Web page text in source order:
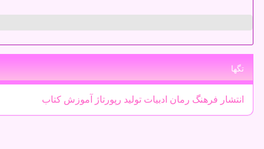
تگها
انتشار فرهنگ رمان ادبیات تولید رپورتاژ آموزش كتاب